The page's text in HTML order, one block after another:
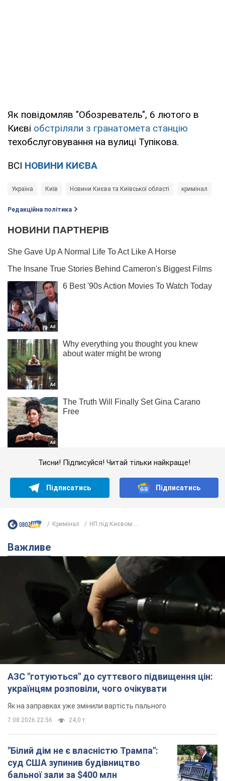
Як повідомляв "Обозреватель", 6 лютого в
Києві обстріляли з гранатомета станцію
техобслуговування на вулиці Тупікова.
ВСІ НОВИНИ КИЄВА
Україна Київ Новини Києва та Київської області кримінал
Редакційна політика
Тисни! Підписуйся! Читай тільки найкраще!
Підписатись Підписатись
Кримінал НП під Києвом:...
Важливе
АЗС "готуються" до суттєвого підвищення цін:
українцям розповіли, чого очікувати
Як на заправках уже змінили вартість пального
7.08.2026 22:56 24,0 т.
"Білий дім не є власністю Трампа":
суд США зупинив будівництво
бальної зали за $400 млн